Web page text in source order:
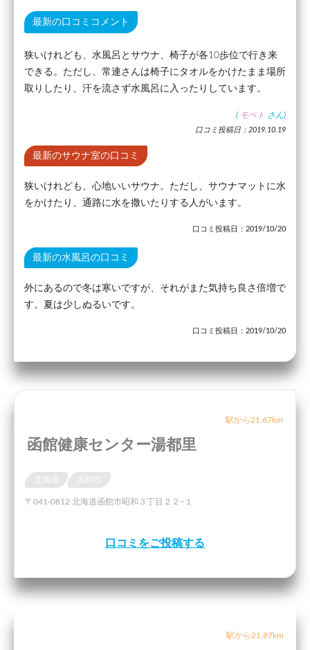
最新の口コミコメント
狭いけれども、水風呂とサウナ、椅子が各10歩位で行き来
できる。ただし、常連さんは椅子にタオルをかけたまま場所
取りしたり、汗を流さず水風呂に入ったりしています。
( モペト さん)
口コミ投稿日：2019.10.19
最新のサウナ室の口コミ
狭いけれども、心地いいサウナ。ただし、サウナマットに水
をかけたり、通路に水を撒いたりする人がいます。
口コミ投稿日：2019/10/20
最新の水風呂の口コミ
外にあるので冬は寒いですが、それがまた気持ち良さ倍増で
す。夏は少しぬるいです。
口コミ投稿日：2019/10/20
駅から21.67km
函館健康センター湯都里
〒041-0812 北海道函館市昭和３丁目２２−１
口コミをご投稿する
駅から21.87km